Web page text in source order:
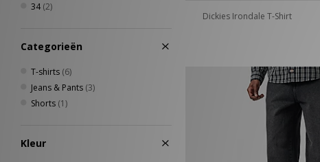
34(2)
Categorieën
T-shirts (6)
Jeans & Pants (3)
Shorts (1)
Kleur
Dickies Irondale T-Shirt